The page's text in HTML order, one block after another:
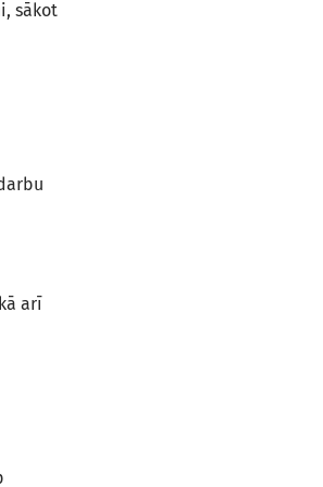
sākot
arī